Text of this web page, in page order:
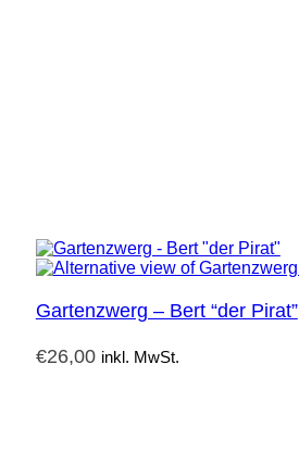
Gartenzwerg – Bert “der Pirat”
€26,00 inkl. MwSt.